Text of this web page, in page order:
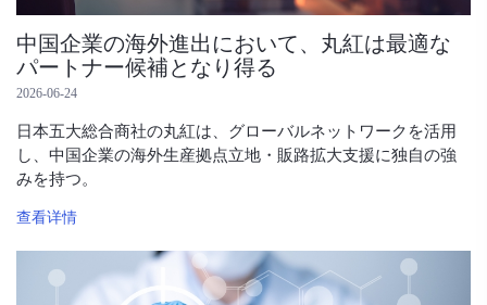
中国企業の海外進出において、丸紅は最適な
パートナー候補となり得る
2026-06-24
日本五大総合商社の丸紅は、グローバルネットワークを活用
し、中国企業の海外生産拠点立地・販路拡大支援に独自の強
みを持つ。
查看详情